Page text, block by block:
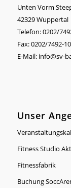
Unten Vorm
42329 Wuppertal
Telefon: 0202/
Fax: 0202/7492-
E-Mail: info@sv-
Unser
Fitness Studio
Fitnessfabrik
Buchung